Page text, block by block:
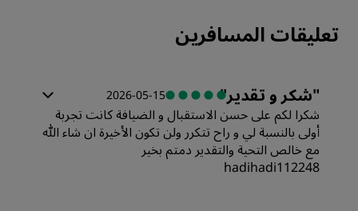
تعليقات المسافرين
"شكر و تقدير"
2026-05-15
شكرا لكم على حسن الاستقبال و الضيافة كانت تجربة
أولى بالنسبة لي و راح تتكرر ولن تكون الأخيرة ان شاء الله
مع خالص التحية والتقدير دمتم بخير
hadihadi112248